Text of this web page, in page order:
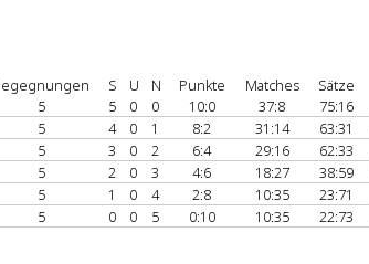
S U N Punkte Matches Sätze
5 5 0 0 10:0 37:8 75:16
5 4 0 1 8:2 31:14 63:31
5 3 0 2 6:4 29:16 62:33
5 2 0 3 4:6 18:27 38:59
5 1 0 4 2:8 10:35 23:71
5 0 0 5 0:10 10:35 22:73